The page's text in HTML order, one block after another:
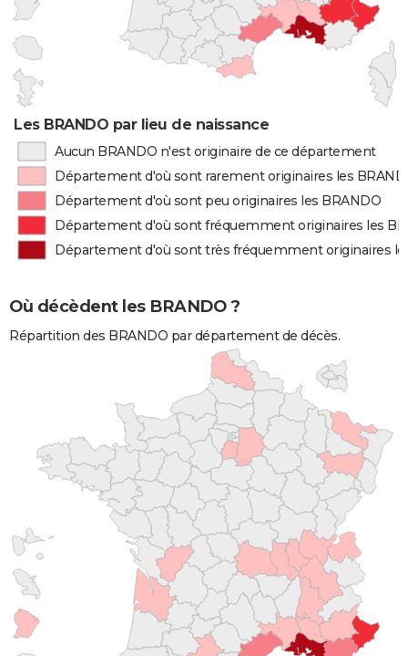
Les BRANDO par lieu de naissance
Aucun BRANDO n'est originaire de ce département
Département d'où sont rarement originaires les
Département d'où sont peu originaires les BRANDO
Département d'où sont fréquemment originaires les
Département d'où sont très fréquemment originaires
Où décèdent les BRANDO ?
Répartition des BRANDO par département de décès.